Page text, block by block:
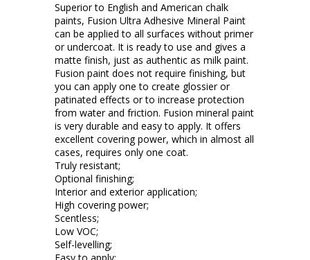
Superior to English and American chalk
paints, Fusion Ultra Adhesive Mineral Paint
can be applied to all surfaces without primer
or undercoat. It is ready to use and gives a
matte finish, just as authentic as milk paint.
Fusion paint does not require finishing, but
you can apply one to create glossier or
patinated effects or to increase protection
from water and friction. Fusion mineral paint
is very durable and easy to apply. It offers
excellent covering power, which in almost all
cases, requires only one coat.
Truly resistant;
Optional finishing;
Interior and exterior application;
High covering power;
Scentless;
Low VOC;
Self-levelling;